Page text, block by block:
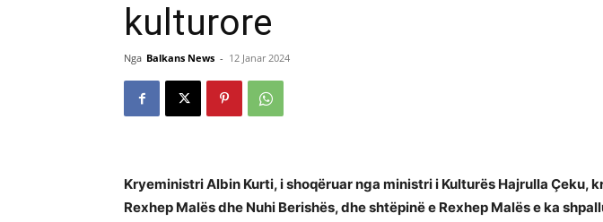
kulturore
Nga Balkans News - 12 Janar 2024
Kryeministri Albin Kurti, i shoqëruar nga ministri i Kulturës Hajrulla
Rexhep Malës dhe Nuhi Berishës, dhe shtëpinë e Rexhep Malës e ka